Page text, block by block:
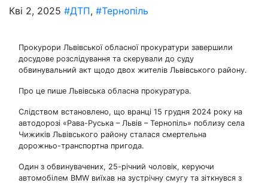
Кві 2, 2025 #ДТП, #Тернопіль
Прокурори Львівської обласної прокуратури завершили
досудове розслідування та скерували до суду
обвинувальний акт щодо двох жителів Львівського району.
Про це пише Львівська обласна прокуратура.
Слідством встановлено, що вранці 15 грудня 2024 року на
автодорозі «Рава-Руська – Львів – Тернопіль» поблизу села
Чижиків Львівського району сталася смертельна
дорожньо-транспортна пригода.
Один з обвинувачених, 25-річний чоловік, керуючи
автомобілем BMW виїхав на зустрічну смугу та зіткнувся з